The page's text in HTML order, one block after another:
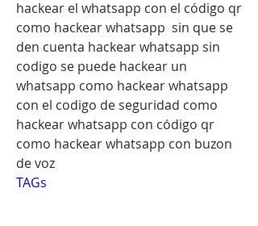
hackear el whatsapp con el código qr
como hackear whatsapp  sin que se
den cuenta hackear whatsapp sin
codigo se puede hackear un
whatsapp como hackear whatsapp
con el codigo de seguridad como
hackear whatsapp con código qr
como hackear whatsapp con buzon
de voz
TAGs